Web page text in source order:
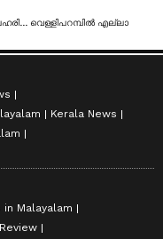
Kerala News
Malayalam